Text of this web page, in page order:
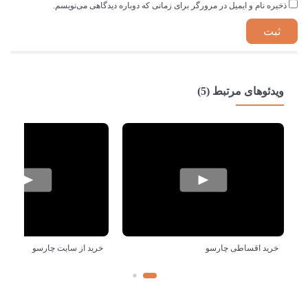
ذخیره نام و ایمیل در مرورگر برای زمانی که دوباره دیدگاهی می‌نویسم.
ویدئوهای مرتبط (5)
خرید اقساطی چارسو خرید از سایت چارسو